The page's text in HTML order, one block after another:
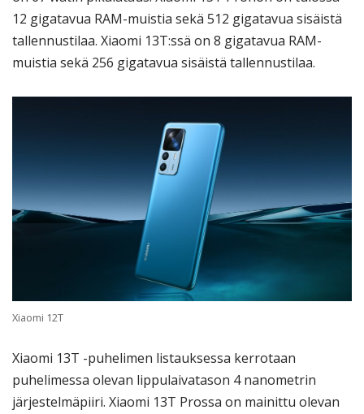
12 gigatavua RAM-muistia sekä 512 gigatavua sisäistä
tallennustilaa. Xiaomi 13T:ssä on 8 gigatavua RAM-
muistia sekä 256 gigatavua sisäistä tallennustilaa.
Xiaomi 12T
Xiaomi 13T -puhelimen listauksessa kerrotaan
puhelimessa olevan lippulaivatason 4 nanometrin
järjestelmäpiiri. Xiaomi 13T Prossa on mainittu olevan